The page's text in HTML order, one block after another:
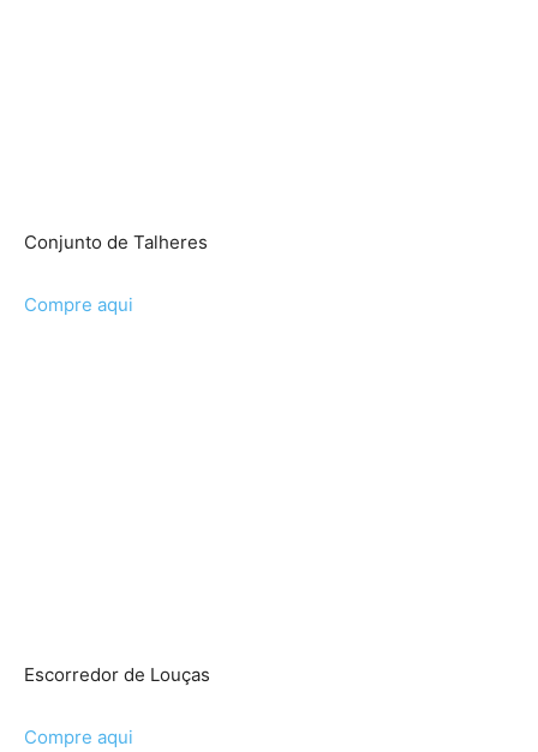
Conjunto de Talheres
Compre aqui
Escorredor de Louças
Compre aqui